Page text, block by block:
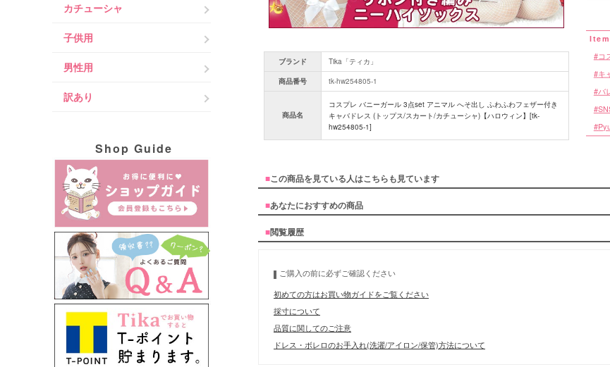
カチューシャ
子供用
男性用
訳あり
Shop Guide
ブランド
Tika「ティカ」
商品番号
tk-hw254805-1
商品名
コスプレ バニーガール 3点set アニマル へそ出し ふわふわフェザー付き
キャバドレス (トップス/スカート/カチューシャ)【ハロウィン】[tk-
hw254805-1]
コ
キ
バ
■この商品を見ている人はこちらも見ています
■あなたにおすすめの商品
■閲覧履歴
ご購入の前に必ずご確認ください
初めての方はお買い物ガイドをご覧ください
採寸について
品質に関してのご注意
ドレス・ボレロのお手入れ(洗濯/アイロン/保管)方法について